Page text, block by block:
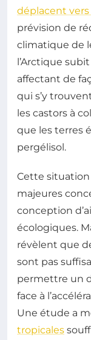
déplacent vers
prévision de
climatique de
l’Arctique
affectant de
qui s’y
les castors à
que les terres
pergélisol.
Cette
majeures
conception
écologiques.
révèlent que
sont pas
permettre un
face à
Une étude a
tropicales